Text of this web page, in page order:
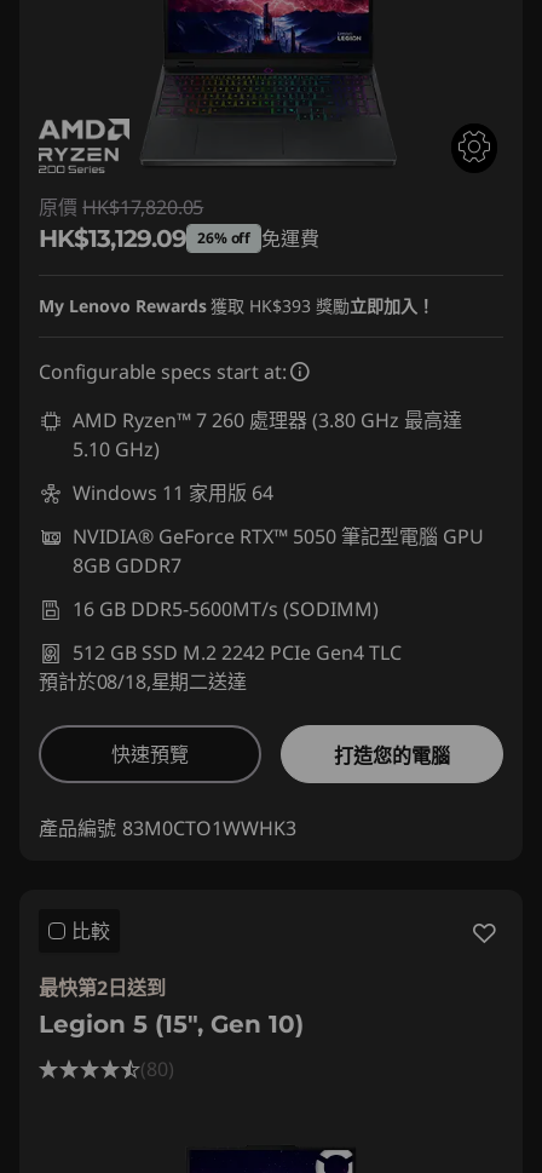
原價 HK$17,820.05
HK$13,129.09 26% off 免運費
即省 :-HK$4,690.96
My Lenovo Rewards獲取 HK$393 獎勵立即加入！
Configurable specs start at:
AMD Ryzen™ 7 260 處理器 (3.80 GHz 最高達
5.10 GHz)
Windows 11 家用版 64
NVIDIA® GeForce RTX™ 5050 筆記型電腦 GPU
8GB GDDR7
16 GB DDR5-5600MT/s (SODIMM)
512 GB SSD M.2 2242 PCIe Gen4 TLC
預計於08/18,星期二送達
快速預覽 打造您的電腦
產品編號 83M0CTO1WWHK3
比較
最快第2日送到
Legion 5 (15", Gen 10)
(80)